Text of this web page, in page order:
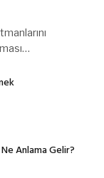
Anlama Gelir?